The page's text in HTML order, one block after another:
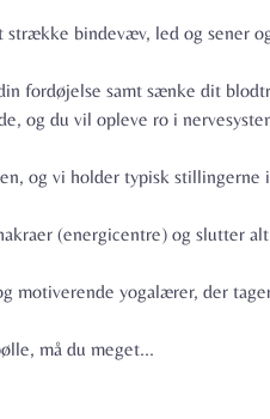
strække bindevæv, led og sener
fordøjelse samt sænke dit
og du vil opleve ro i
og vi holder typisk stillingerne
(energicentre) og slutter
motiverende yogalærer, der
må du meget…